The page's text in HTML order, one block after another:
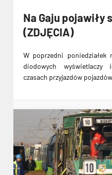
Na Gaju pojawiły
(ZDJĘCIA)
W poprzedni poniedziałek
diodowych wyświetlaczy
czasach przyjazdów